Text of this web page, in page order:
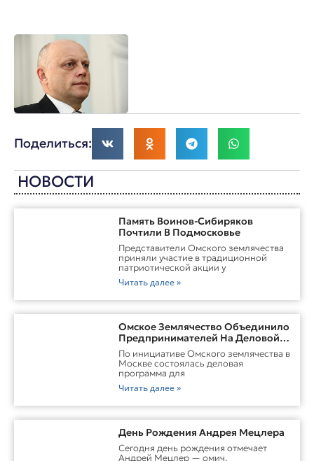
Поделиться:
НОВОСТИ
Память Воинов-Сибиряков
Почтили В Подмосковье
Представители Омского землячества
приняли участие в традиционной
патриотической акции у
Читать далее »
Омское Землячество Объединило
Предпринимателей На Деловой
Встрече В Москве
По инициативе Омского землячества в
Москве состоялась деловая
программа для
Читать далее »
День Рождения Андрея Мецлера
Сегодня день рождения отмечает
Андрей Мецлер — омич,